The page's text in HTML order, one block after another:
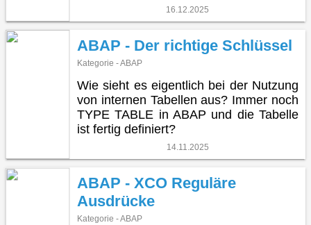
16.12.2025
ABAP - Der richtige Schlüssel
Kategorie - ABAP
Wie sieht es eigentlich bei der Nutzung
von internen Tabellen aus? Immer noch
TYPE TABLE in ABAP und die Tabelle
ist fertig definiert?
14.11.2025
ABAP - XCO Reguläre
Ausdrücke
Kategorie - ABAP